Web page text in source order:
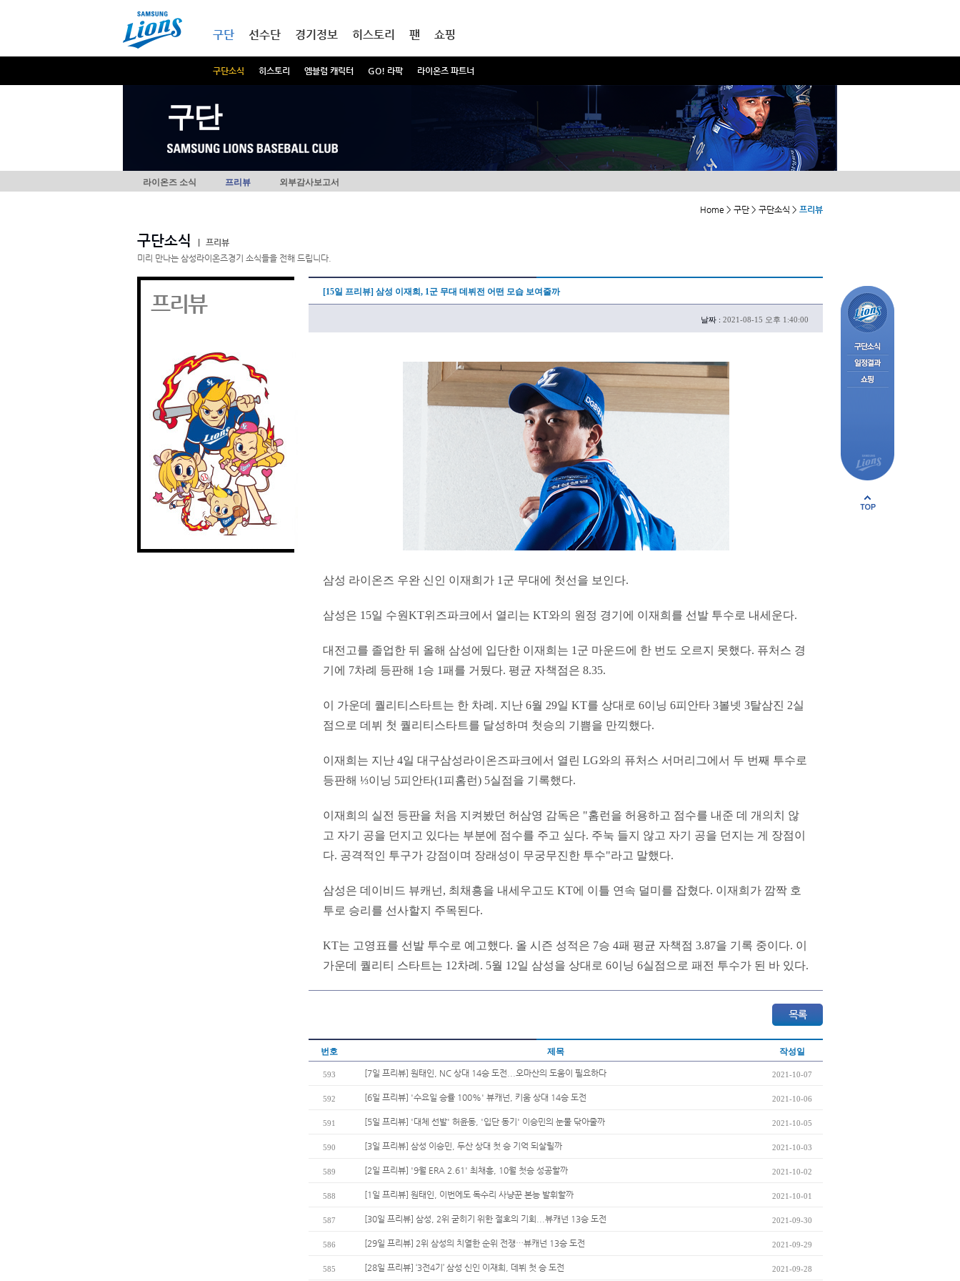
구단
구단소식 히스토리 엠블럼 캐릭터 GO! 라팍 라이온즈 파트너
선수단 경기정보 히스토리 팬 쇼핑
구단
라이온즈 소식 프리뷰 외부감사보고서
Home > 구단 > 구단소식 > 프리뷰
구단소식
프리뷰
미리 만나는 삼성라이온즈경기 소식들을 전해 드립니다.
프리뷰 [15일 프리뷰] 삼성 이재희, 1군 무대 데뷔전 어떤 모습 보여줄까
날짜 : 2021-08-15 오후 1:40:00
삼성 라이온즈 우완 신인 이재희가 1군 무대에 첫선을 보인다.
삼성은 15일 수원KT위즈파크에서 열리는 KT와의 원정 경기에 이재희를 선발 투수로 내세운다.
대전고를 졸업한 뒤 올해 삼성에 입단한 이재희는 1군 마운드에 한 번도 오르지 못했다. 퓨처스 경
기에 7차례 등판해 1승 1패를 거뒀다. 평균 자책점은 8.35.
이 가운데 퀄리티스타트는 한 차례. 지난 6월 29일 KT를 상대로 6이닝 6피안타 3볼넷 3탈삼진 2실
점으로 데뷔 첫 퀄리티스타트를 달성하며 첫승의 기쁨을 만끽했다.
이재희는 지난 4일 대구삼성라이온즈파크에서 열린 LG와의 퓨처스 서머리그에서 두 번째 투수로
등판해 ⅓이닝 5피안타(1피홈런) 5실점을 기록했다.
이재희의 실전 등판을 처음 지켜봤던 허삼영 감독은 "홈런을 허용하고 점수를 내준 데 개의치 않
고 자기 공을 던지고 있다는 부분에 점수를 주고 싶다. 주눅 들지 않고 자기 공을 던지는 게 장점이
다. 공격적인 투구가 강점이며 장래성이 무궁무진한 투수"라고 말했다.
삼성은 데이비드 뷰캐넌, 최채흥을 내세우고도 KT에 이틀 연속 덜미를 잡혔다. 이재희가 깜짝 호
투로 승리를 선사할지 주목된다.
KT는 고영표를 선발 투수로 예고했다. 올 시즌 성적은 7승 4패 평균 자책점 3.87을 기록 중이다. 이
가운데 퀄리티 스타트는 12차례. 5월 12일 삼성을 상대로 6이닝 6실점으로 패전 투수가 된 바 있다.
번호 제목 작성일
593 [7일 프리뷰] 원태인, NC 상대 14승 도전...오마산의 도움이 필요하다 2021-10-07
592 [6일 프리뷰] '수요일 승률 100%' 뷰캐넌, 키움 상대 14승 도전 2021-10-06
591 [5일 프리뷰] '대체 선발' 허윤동, '입단 동기' 이승민의 눈물 닦아줄까 2021-10-05
590 [3일 프리뷰] 삼성 이승민, 두산 상대 첫 승 기억 되살릴까 2021-10-03
589 [2일 프리뷰] '9월 ERA 2.61' 최채흥, 10월 첫승 성공할까 2021-10-02
588 [1일 프리뷰] 원태인, 이번에도 독수리 사냥꾼 본능 발휘할까 2021-10-01
587 [30일 프리뷰] 삼성, 2위 굳히기 위한 절호의 기회...뷰캐넌 13승 도전 2021-09-30
586 [29일 프리뷰] 2위 삼성의 치열한 순위 전쟁…뷰캐넌 13승 도전 2021-09-29
585 [28일 프리뷰] ‘3전4기’ 삼성 신인 이재희, 데뷔 첫 승 도전 2021-09-28